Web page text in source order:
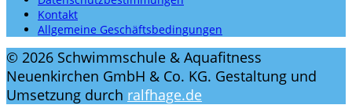
Kontakt
Allgemeine Geschäftsbedingungen
© 2026 Schwimmschule & Aquafitness
Neuenkirchen GmbH & Co. KG. Gestaltung und
Umsetzung durch ralfhage.de